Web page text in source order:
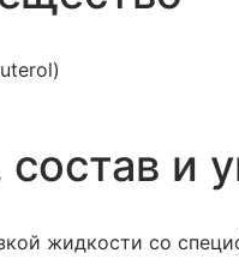
и
жидкости со